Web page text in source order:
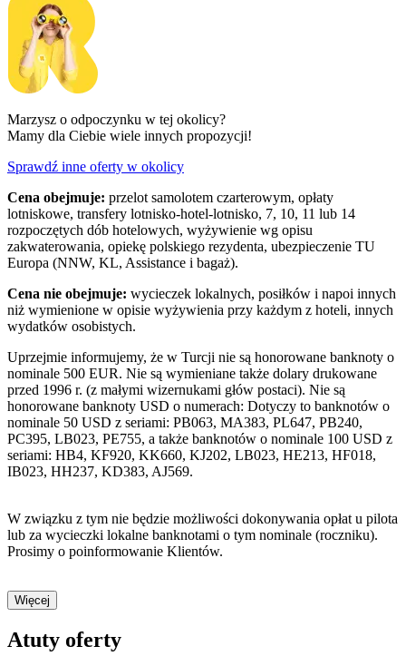
Marzysz o odpoczynku w tej okolicy?
Mamy dla Ciebie wiele innych propozycji!
Sprawdź inne oferty w okolicy
Cena obejmuje: przelot samolotem czarterowym, opłaty
lotniskowe, transfery lotnisko-hotel-lotnisko, 7, 10, 11 lub 14
rozpoczętych dób hotelowych, wyżywienie wg opisu
zakwaterowania, opiekę polskiego rezydenta, ubezpieczenie TU
Europa (NNW, KL, Assistance i bagaż).
Cena nie obejmuje: wycieczek lokalnych, posiłków i napoi innych
niż wymienione w opisie wyżywienia przy każdym z hoteli, innych
wydatków osobistych.
Uprzejmie informujemy, że w Turcji nie są honorowane banknoty o
nominale 500 EUR. Nie są wymieniane także dolary drukowane
przed 1996 r. (z małymi wizernukami głów postaci). Nie są
honorowane banknoty USD o numerach: Dotyczy to banknotów o
nominale 50 USD z seriami: PB063, MA383, PL647, PB240,
PC395, LB023, PE755, a także banknotów o nominale 100 USD z
seriami: HB4, KF920, KK660, KJ202, LB023, HE213, HF018,
IB023, HH237, KD383, AJ569.
W związku z tym nie będzie możliwości dokonywania opłat u pilota
lub za wycieczki lokalne banknotami o tym nominale (roczniku).
Prosimy o poinformowanie Klientów.
Więcej
Atuty oferty